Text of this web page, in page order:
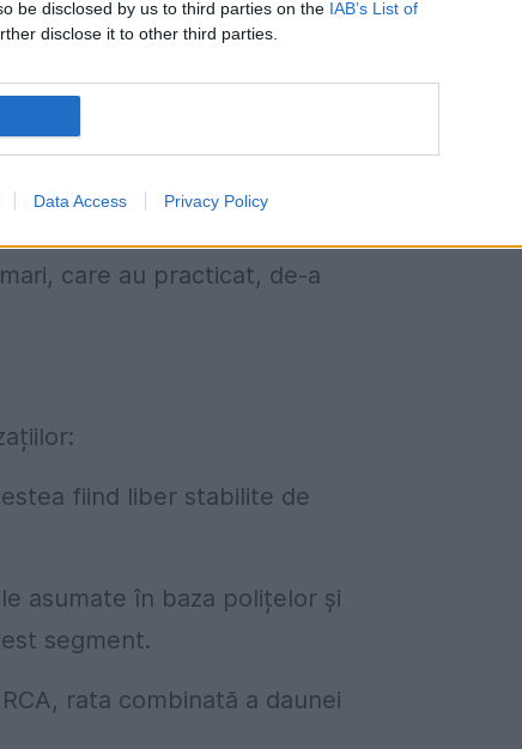
be disclosed by us to third parties on the IAB’s List of
disclose it to other third parties.
Data Access Privacy Policy
ASF ca principal vinovat
scăderea cu 30% a
a autoturismului.
încă permisă pe piață
care au practicat, de-a
fiind liber stabilite de
asumate în baza polițelor și
segment.
rata combinată a daunei